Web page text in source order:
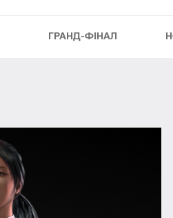
ГРАНД-ФІНАЛ